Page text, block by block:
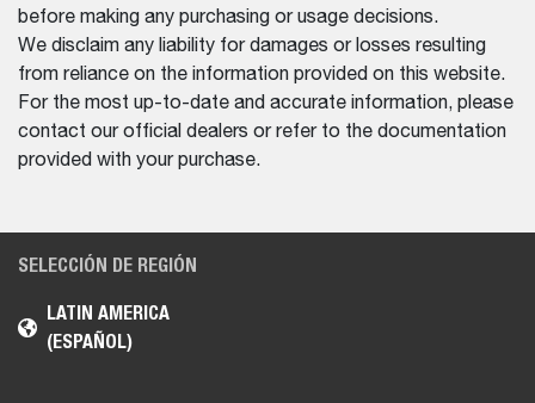
before making any purchasing or usage decisions.
We disclaim any liability for damages or losses resulting
from reliance on the information provided on this website.
For the most up-to-date and accurate information, please
contact our official dealers or refer to the documentation
provided with your purchase.
SELECCIÓN DE REGIÓN
LATIN AMERICA
(ESPAÑOL)